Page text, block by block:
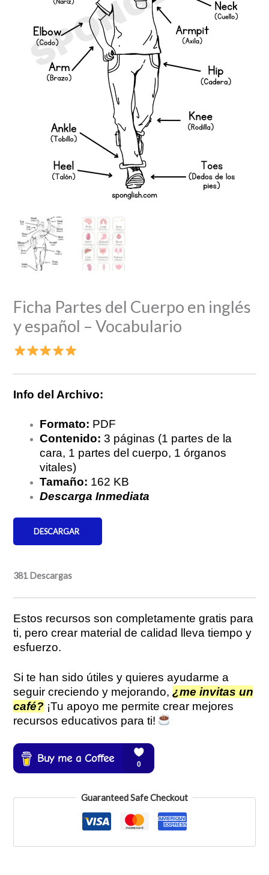
Ficha Partes del Cuerpo en inglés
y español – Vocabulario
Info del Archivo:
Formato: PDF
Contenido: 3 páginas (1 partes de la
cara, 1 partes del cuerpo, 1 órganos
vitales)
Tamaño: 162 KB
Descarga Inmediata
DESCARGAR
381Descargas
Estos recursos son completamente gratis para
ti, pero crear material de calidad lleva tiempo y
esfuerzo.
Si te han sido útiles y quieres ayudarme a
seguir creciendo y mejorando,¿me invitas un
café? ¡Tu apoyo me permite crear mejores
recursos educativos para ti!
Guaranteed Safe Checkout